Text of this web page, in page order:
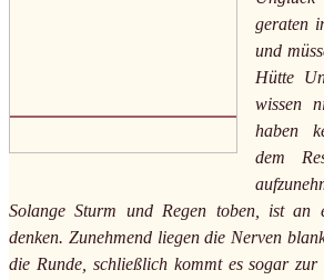
geraten
und
Hütte
wissen
haben
dem
Solange Sturm und Regen toben, ist an
denken. Zunehmend liegen die Nerven
die Runde, schließlich kommt es sogar